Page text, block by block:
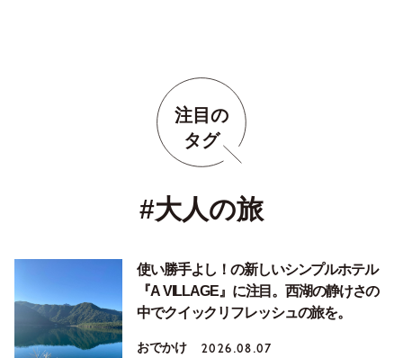
注目の
タグ
#大人の旅
使い勝手よし！の新しいシンプルホテル
『A VILLAGE』に注目。西湖の静けさの
中でクイックリフレッシュの旅を。
おでかけ 2026.08.07